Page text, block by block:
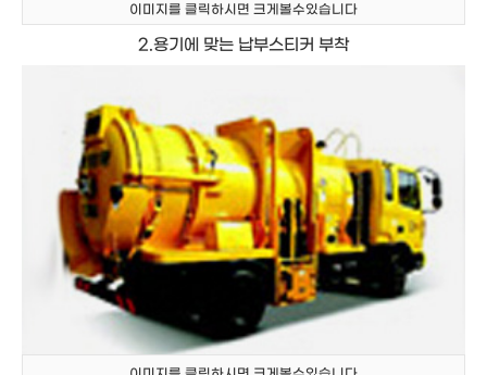
이미지를 클릭하시면 크게볼수있습니다
2.용기에 맞는 납부스티커 부착
이미지를 클릭하시면 크게볼수있습니다